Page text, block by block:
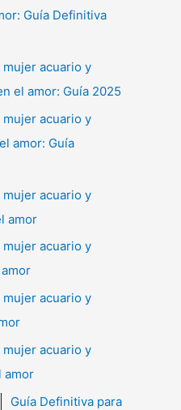
Guía Definitiva
acuario y
el amor: Guía 2025
acuario y
amor: Guía
acuario y
amor
acuario y
acuario y
acuario y
amor
Guía Definitiva para